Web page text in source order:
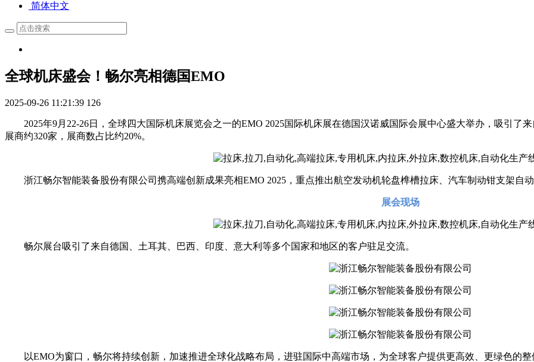
简体中文
全球机床盛会！畅尔亮相德国EMO
2025-09-26 11:21:39 126
2025年9月22-26日，全球四大国际机床展览会之一的EMO 2025国际机床展在德国汉诺威国际会展中心盛大举办，吸引了
展商约320家，展商数占比约20%。
浙江畅尔智能装备股份有限公司携高端创新成果亮相EMO 2025，重点推出航空发动机轮盘榫槽拉床、汽车制动钳支架自动
展会现场
畅尔展台吸引了来自德国、土耳其、巴西、印度、意大利等多个国家和地区的客户驻足交流。
以EMO为窗口，畅尔将持续创新，加速推进全球化战略布局，进驻国际中高端市场，为全球客户提供更高效、更绿色的整